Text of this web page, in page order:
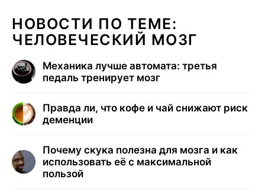
НОВОСТИ ПО ТЕМЕ:
ЧЕЛОВЕЧЕСКИЙ МОЗГ
Механика лучше автомата: третья
педаль тренирует мозг
Правда ли, что кофе и чай снижают риск
деменции
Почему скука полезна для мозга и как
использовать её с максимальной
пользой